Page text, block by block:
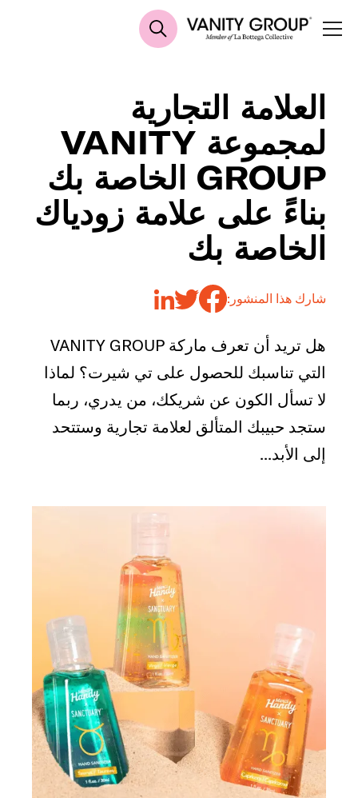
العلامة التجارية
لمجموعة VANITY
GROUP الخاصة بك
بناءً على علامة زودياك
الخاصة بك
شارك هذا المنشور:
هل تريد أن تعرف ماركة VANITY GROUP
التي تناسبك للحصول على تي شيرت؟ لماذا
لا تسأل الكون عن شريكك، من يدري، ربما
ستجد حبيبك المتألق لعلامة تجارية وستتحد
إلى الأبد...